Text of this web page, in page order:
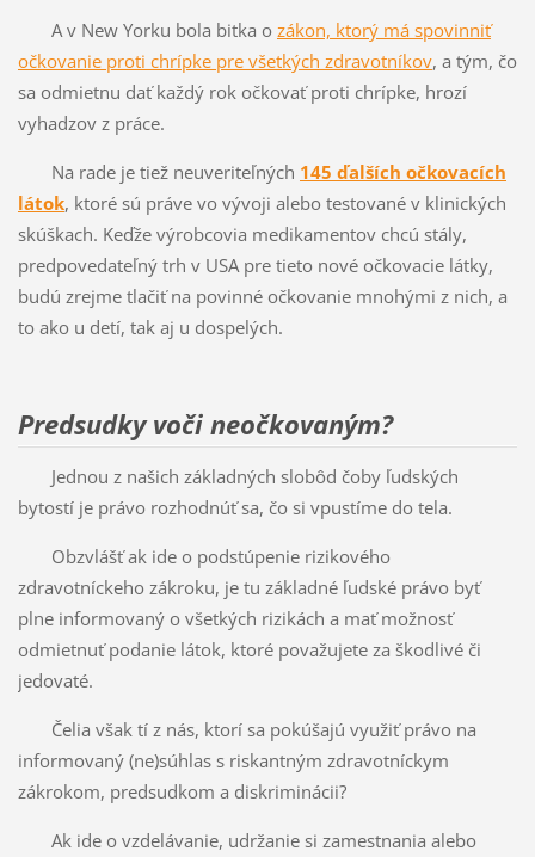
A v New Yorku bola bitka o zákon, ktorý má spovinniť
očkovanie proti chrípke pre všetkých zdravotníkov, a tým, čo
sa odmietnu dať každý rok očkovať proti chrípke, hrozí
vyhadzov z práce.
Na rade je tiež neuveriteľných 145 ďalších očkovacích
látok, ktoré sú práve vo vývoji alebo testované v klinických
skúškach. Keďže výrobcovia medikamentov chcú stály,
predpovedateľný trh v USA pre tieto nové očkovacie látky,
budú zrejme tlačiť na povinné očkovanie mnohými z nich, a
to ako u detí, tak aj u dospelých.
Predsudky voči neočkovaným?
Jednou z našich základných slobôd čoby ľudských
bytostí je právo rozhodnúť sa, čo si vpustíme do tela.
Obzvlášť ak ide o podstúpenie rizikového
zdravotníckeho zákroku, je tu základné ľudské právo byť
plne informovaný o všetkých rizikách a mať možnosť
odmietnuť podanie látok, ktoré považujete za škodlivé či
jedovaté.
Čelia však tí z nás, ktorí sa pokúšajú využiť právo na
informovaný (ne)súhlas s riskantným zdravotníckym
zákrokom, predsudkom a diskriminácii?
Ak ide o vzdelávanie, udržanie si zamestnania alebo